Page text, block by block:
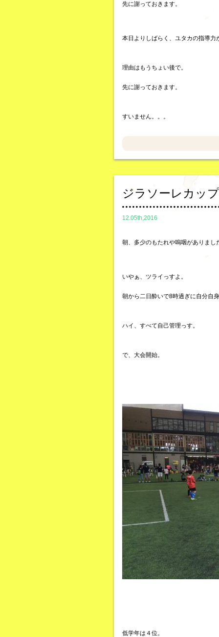
先に謝っておきます。
本日よりしばらく、ユタカの指導力
理由はもうちょい後で。
先に謝っておきます。
すいません。。。
ジラソーレカッ
12.05th,2016
朝、多少のもたれや嗚咽がありま
いやぁ、ツライっすよ。
朝から二日酔いで8時過ぎに自分自
ハイ、すべて自己管理っす。
で、大会開始。
低学年は４位。